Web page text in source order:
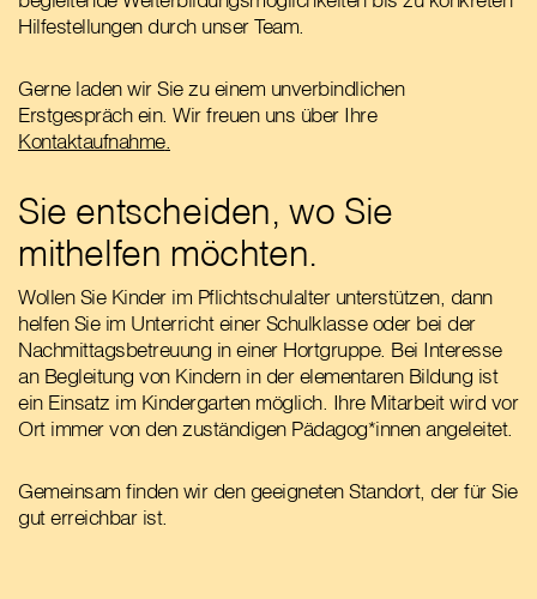
Hilfestellungen durch unser Team.
Gerne laden wir Sie zu einem unverbindlichen
Erstgespräch ein. Wir freuen uns über Ihre
Kontaktaufnahme.
Sie entscheiden, wo Sie
mithelfen möchten.
Wollen Sie Kinder im Pflichtschulalter unterstützen, dann
helfen Sie im Unterricht einer Schulklasse oder bei der
Nachmittagsbetreuung in einer Hortgruppe. Bei Interesse
an Begleitung von Kindern in der elementaren Bildung ist
ein Einsatz im Kindergarten möglich. Ihre Mitarbeit wird vor
Ort immer von den zuständigen Pädagog*innen angeleitet.
Gemeinsam finden wir den geeigneten Standort, der für Sie
gut erreichbar ist.